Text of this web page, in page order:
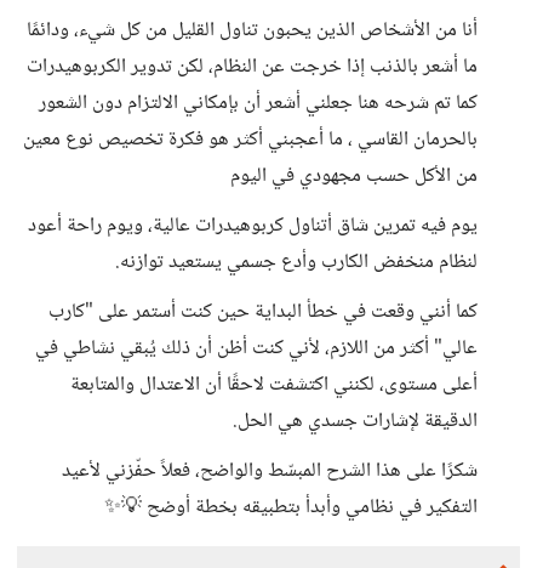
أنا من الأشخاص الذين يحبون تناول القليل من كل شيء، ودائمًا
ما أشعر بالذنب إذا خرجت عن النظام، لكن تدوير الكربوهيدرات
كما تم شرحه هنا جعلني أشعر أن بإمكاني الالتزام دون الشعور
بالحرمان القاسي ، ما أعجبني أكثر هو فكرة تخصيص نوع معين
من الأكل حسب مجهودي في اليوم
يوم فيه تمرين شاق أتناول كربوهيدرات عالية، ويوم راحة أعود
لنظام منخفض الكارب وأدع جسمي يستعيد توازنه.
كما أنني وقعت في خطأ البداية حين كنت أستمر على "كارب
عالي" أكثر من اللازم، لأني كنت أظن أن ذلك يُبقي نشاطي في
أعلى مستوى، لكنني اكتشفت لاحقًا أن الاعتدال والمتابعة
الدقيقة لإشارات جسدي هي الحل.
شكرًا على هذا الشرح المبسّط والواضح، فعلاً حفّزني لأعيد
التفكير في نظامي وأبدأ بتطبيقه بخطة أوضح 💡✨